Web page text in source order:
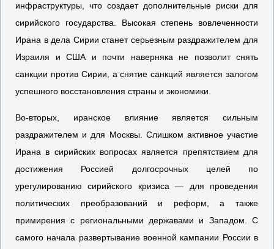
инфраструктуры, что создает дополнительные риски для
сирийского государства. Высокая степень вовлеченности
Ирана в дела Сирии станет серьезным раздражителем для
Израиля и США и почти наверняка не позволит снять
санкции против Сирии, а снятие санкций является залогом
успешного восстановления страны и экономики.
Во-вторых, иранское влияние является сильным
раздражителем и для Москвы. Слишком активное участие
Ирана в сирийских вопросах является препятствием для
достижения Россией долгосрочных целей по
урегулированию сирийского кризиса — для проведения
политических преобразований и реформ, а также
примирения с региональными державами и Западом. С
самого начала развертывание военной кампании России в